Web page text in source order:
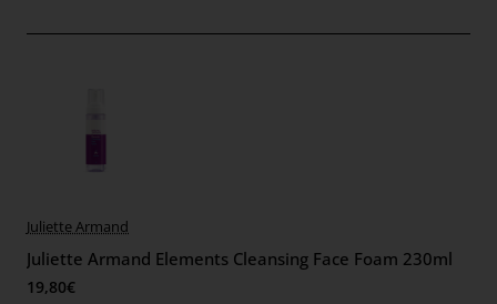
Juliette Armand
Juliette Armand Elements Cleansing Face Foam 230ml
19,80€